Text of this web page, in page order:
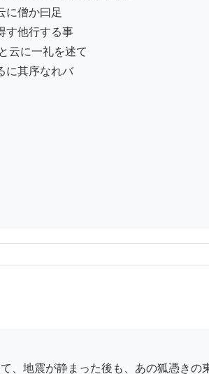
に僧か曰足
す他行する事
云に一礼を述て
に其序なれバ